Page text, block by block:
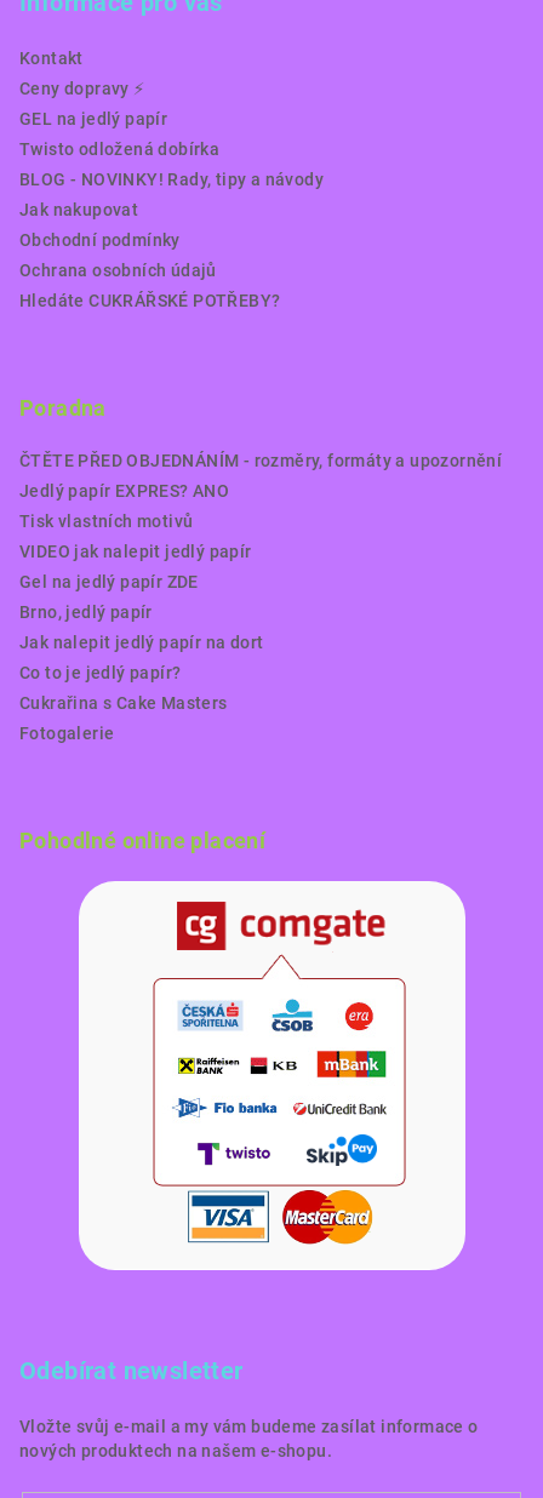
Kontakt
Ceny dopravy ⚡️
GEL na jedlý papír
Twisto odložená dobírka
BLOG - NOVINKY! Rady, tipy a návody
Jak nakupovat
Obchodní podmínky
Ochrana osobních údajů
Hledáte CUKRÁŘSKÉ POTŘEBY?
Poradna
ČTĚTE PŘED OBJEDNÁNÍM - rozměry, formáty a upozornění
Jedlý papír EXPRES? ANO
Tisk vlastních motivů
VIDEO jak nalepit jedlý papír
Gel na jedlý papír ZDE
Brno, jedlý papír
Jak nalepit jedlý papír na dort
Co to je jedlý papír?
Cukrařina s Cake Masters
Fotogalerie
Pohodlné online placení
Odebírat newsletter
Vložte svůj e-mail a my vám budeme zasílat informace o
nových produktech na našem e-shopu.